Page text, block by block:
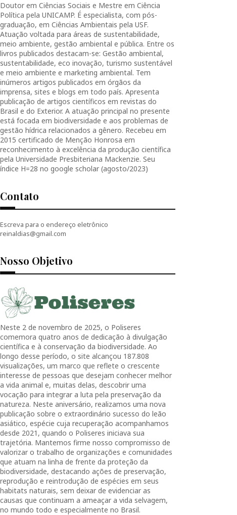
Doutor em Ciências Sociais e Mestre em Ciência
Política pela UNICAMP. É especialista, com pós-
graduação, em Ciências Ambientais pela USF.
Atuação voltada para áreas de sustentabilidade,
meio ambiente, gestão ambiental e pública. Entre os
livros publicados destacam-se: Gestão ambiental,
sustentabilidade, eco inovação, turismo sustentável
e meio ambiente e marketing ambiental. Tem
inúmeros artigos publicados em órgãos da
imprensa, sites e blogs em todo país. Apresenta
publicação de artigos científicos em revistas do
Brasil e do Exterior. A atuação principal no presente
está focada em biodiversidade e aos problemas de
gestão hídrica relacionados a gênero. Recebeu em
2015 certificado de Menção Honrosa em
reconhecimento à excelência da produção científica
pela Universidade Presbiteriana Mackenzie. Seu
índice H=28 no google scholar (agosto/2023)
Contato
Escreva para o endereço eletrônico
reinaldias@gmail.com
Nosso Objetivo
Neste 2 de novembro de 2025, o Poliseres
comemora quatro anos de dedicação à divulgação
científica e à conservação da biodiversidade. Ao
longo desse período, o site alcançou 187.808
visualizações, um marco que reflete o crescente
interesse de pessoas que desejam conhecer melhor
a vida animal e, muitas delas, descobrir uma
vocação para integrar a luta pela preservação da
natureza. Neste aniversário, realizamos uma nova
publicação sobre o extraordinário sucesso do leão
asiático, espécie cuja recuperação acompanhamos
desde 2021, quando o Poliseres iniciava sua
trajetória. Mantemos firme nosso compromisso de
valorizar o trabalho de organizações e comunidades
que atuam na linha de frente da proteção da
biodiversidade, destacando ações de preservação,
reprodução e reintrodução de espécies em seus
habitats naturais, sem deixar de evidenciar as
causas que continuam a ameaçar a vida selvagem,
no mundo todo e especialmente no Brasil.